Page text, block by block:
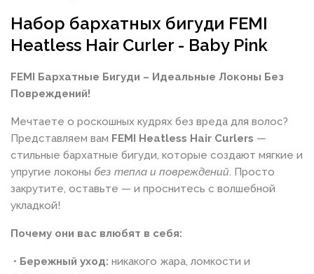
Набор бархатных бигуди FEMI
Heatless Hair Curler - Baby Pink
FEMI Бархатные Бигуди – Идеальные Локоны Без
Повреждений!
Мечтаете о роскошных кудрях без вреда для волос?
Представляем вам FEMI Heatless Hair Curlers —
стильные бархатные бигуди, которые создают мягкие и
упругие локоны без тепла и повреждений. Просто
закрутите, оставьте — и проснитесь с волшебной
укладкой!
Почему они вас влюбят в себя:
• Бережный уход: никакого жара, ломкости и